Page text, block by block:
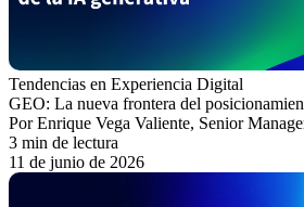
Tendencias en Experiencia Digital
GEO: La nueva frontera del
Por Enrique Vega Valiente, Senior
3 min de lectura
11 de junio de 2026